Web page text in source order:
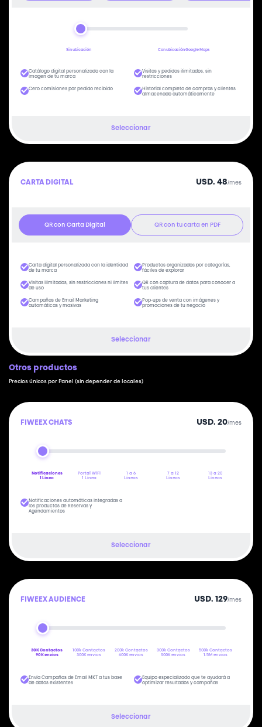
Sin ubicación Con ubicación Google Maps
Catálogo digital personalizado con la
imagen de tu marca
Visitas y pedidos ilimitados, sin
restricciones
Cero comisiones por pedido recibido
Historial completo de compras y clientes
almacenado automáticamente
Seleccionar
CARTA DIGITAL USD. 48/mes
QR con Carta Digital QR con tu carta en PDF
Carta digital personalizada con la identidad
de tu marca
Productos organizados por categorías,
fáciles de explorar
Visitas ilimitadas, sin restricciones ni límites
de uso
QR con captura de datos para conocer a
tus clientes
Campañas de Email Marketing
automáticas y masivas
Pop-ups de venta con imágenes y
promociones de tu negocio
Seleccionar
Otros productos
Precios únicos por Panel (sin depender de locales)
FIWEEX CHATS USD. 20/mes
Notificaciones
1 Línea
Portal WiFi
1 Línea
1 a 6
Líneas
7 a 12
Líneas
13 a 20
Líneas
Notificaciones automáticas integradas a
los productos de Reservas y
Agendamientos
Seleccionar
FIWEEX AUDIENCE USD. 129/mes
30K Contactos
90K envios
100k Contactos
300K envios
200k Contactos
600K envios
300k Contactos
900K envios
500k Contactos
1.5M envios
Envía Campañas de Email MKT a tus base
de datos existentes
Equipo especializado que te ayudará a
optimizar resultados y campañas
Seleccionar